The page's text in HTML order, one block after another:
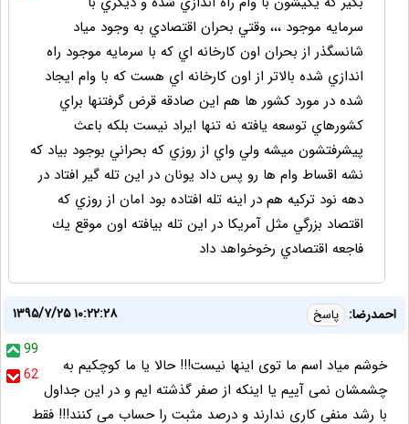
سرمايه موجود ،،، وقتي بحران اقتصادي به وجود مياد
شانسگذر از بحران اون كارخانه اي كه با سرمايه موجود راه
اندازي شده بالاتر از اون كارخانه اي هست كه با وام ايجاد
شده در مورد كشور ها هم اين صادقه قرض گرفتنها براي
كشورهاي توسعه يافته نه تنها ايراد نيست بلكه باعث
پيشرفتشون ميشه ولي واي از روزي كه بحراني بوجود بياد كه
نشه اقساط وام ها رو پس داد يونان در اين تله گير افتاد در
دهه نود تركيه هم در اينه تله افتاده بود امان از روزي كه
اقتصاد بزرگي مثل آمريكا در اين تله بيافته اون موقع يك
فاجعه اقتصادي رخوخواهد داد
احمدرضا: پاسخ
۱۳۹۵/۷/۲۵ ۱۰:۲۲:۲۸
99
62
خوشم میاد اسم ما توی اینها نیست!!! حالا یا ما کوچکیم به
چشمشان نمی آییم یا اینکه از صفر گذشته ایم و در این جداول
با رشد منفی کاری ندارند و درصد مثبت را حساب می کنند!!! فقط